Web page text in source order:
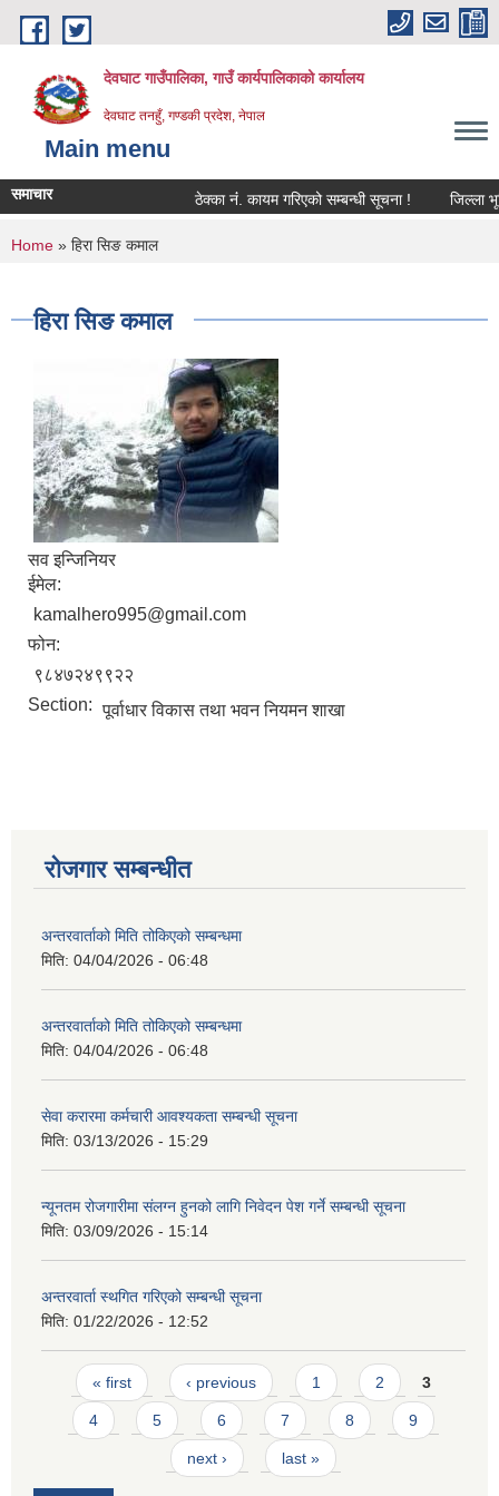
Skip to main content
देवघाट गाउँपालिका, गाउँ कार्यपालिकाको कार्यालय
देवघाट तनहुँ, गण्डकी प्रदेश, नेपाल
Main menu
समाचार ठेक्का नंं. कायम गरिएको सम्बन्धी सूचना ! जिल्ला
You are here
Home » हिरा सिङ कमाल
हिरा सिङ कमाल
सव इन्जिनियर
ईमेल:
kamalhero995@gmail.com
फोन:
९८४७२४९९२२
Section: पूर्वाधार विकास तथा भवन नियमन शाखा
रोजगार सम्बन्धीत
अन्तरवार्ताको मिति तोकिएको सम्बन्धमा
मिति: 04/04/2026 - 06:48
अन्तरवार्ताको मिति तोकिएको सम्बन्धमा
मिति: 04/04/2026 - 06:48
सेवा करारमा कर्मचारी आवश्यकता सम्बन्धी सूचना
मिति: 03/13/2026 - 15:29
न्यूनतम रोजगारीमा संलग्न हुनको लागि निवेदन पेश गर्ने सम्बन्धी सूचना
मिति: 03/09/2026 - 15:14
अन्तरवार्ता स्थगित गरिएको सम्बन्धी सूचना
मिति: 01/22/2026 - 12:52
Pages
« first ‹ previous 1 2 3
4 5 6 7 8 9
next › last »